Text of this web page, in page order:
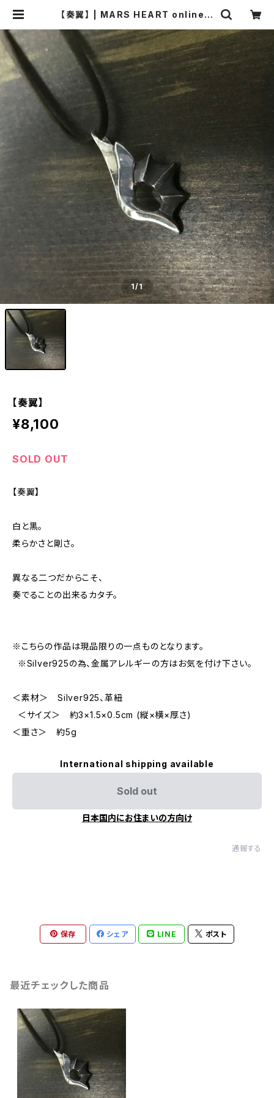
【奏翼】 | MARS HEART online s
1/1
【奏翼】
¥8,100
SOLD OUT
【奏翼】
白と黒。
柔らかさと剛さ。
異なる二つだからこそ、
奏でることの出来るカタチ。
※こちらの作品は現品限りの一点ものとなります。
※Silver925の為、金属アレルギーの方はお気を付け下さい。
＜素材＞ Silver925、革紐
＜サイズ＞ 約3×1.5×0.5cm (縦×横×厚さ)
＜重さ＞ 約5g
International shipping available
Sold out
日本国内にお住まいの方向け
通報する
保存 シェア LINE ポスト
最近チェックした商品